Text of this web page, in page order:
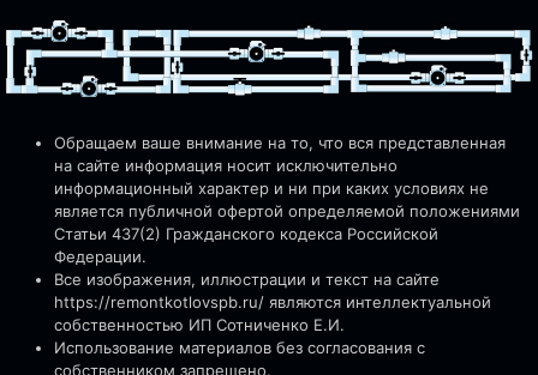
Обращаем ваше внимание на то, что вся представленная
на сайте информация носит исключительно
информационный характер и ни при каких условиях не
является публичной офертой определяемой положениями
Статьи 437(2) Гражданского кодекса Российской
Федерации.
Все изображения, иллюстрации и текст на сайте
https://remontkotlovspb.ru/ являются интеллектуальной
собственностью ИП Сотниченко Е.И.
Использование материалов без согласования с
собственником запрещено.